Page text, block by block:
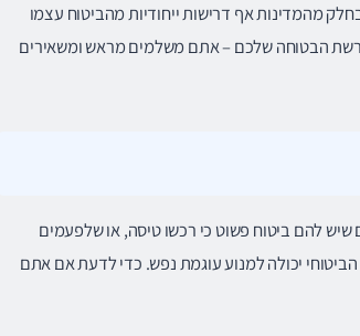
מהמדינות אף דרישות ייחודיות מהביטוח עצמו
הבטוחה שלכם – אתם משלמים מראש ומשאירים
להם ביטוח פשוט כי רכשו טיסה, או שלפעמים
יכולה למנוע עוגמת נפש. כדי לדעת אם אתם